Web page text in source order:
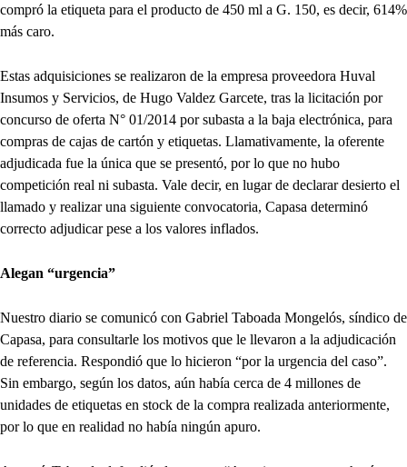
compró la etiqueta para el producto de 450 ml a G. 150, es decir, 614%
más caro.
Estas adquisiciones se realizaron de la empresa proveedora Huval
Insumos y Servicios, de Hugo Valdez Garcete, tras la licitación por
concurso de oferta N° 01/2014 por subasta a la baja electrónica, para
compras de cajas de cartón y etiquetas. Llamativamente, la oferente
adjudicada fue la única que se presentó, por lo que no hubo
competición real ni subasta. Vale decir, en lugar de declarar desierto el
llamado y realizar una siguiente convocatoria, Capasa determinó
correcto adjudicar pese a los valores inflados.
Alegan “urgencia”
Nuestro diario se comunicó con Gabriel Taboada Mongelós, síndico de
Capasa, para consultarle los motivos que le llevaron a la adjudicación
de referencia. Respondió que lo hicieron “por la urgencia del caso”.
Sin embargo, según los datos, aún había cerca de 4 millones de
unidades de etiquetas en stock de la compra realizada anteriormente,
por lo que en realidad no había ningún apuro.